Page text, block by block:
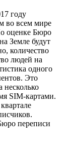
году
во всем мире
оценке Бюро
Земле будут
количество
людей на
одного
Это
несколько
SIM-картами.
переписи